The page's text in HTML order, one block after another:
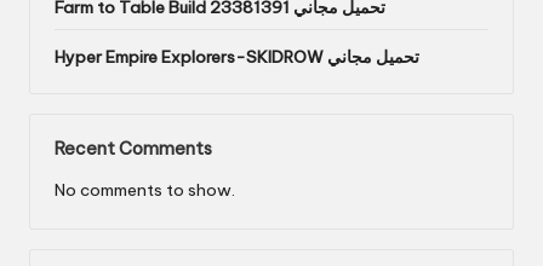
Farm to Table Build 23381391 تحميل مجاني
Hyper Empire Explorers-SKIDROW تحميل مجاني
Recent Comments
No comments to show.